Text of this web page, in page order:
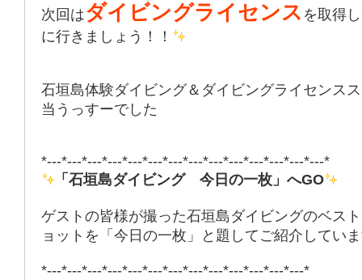
次回はダイビングライセンス を取得
に行きましょう！！
石垣島体験ダイビング＆ダイビングライセンス
当うっすーでした
*---*---*---*---*---*---*---*---*---*---*---*---*---*---*
「石垣島ダイビング 今日の一枚」へGO
ゲストの皆様が撮った石垣島ダイビングのベス
ョットを「今日の一枚」と題してご紹介してい
*---*---*---*---*---*---*---*---*---*---*---*---*---*